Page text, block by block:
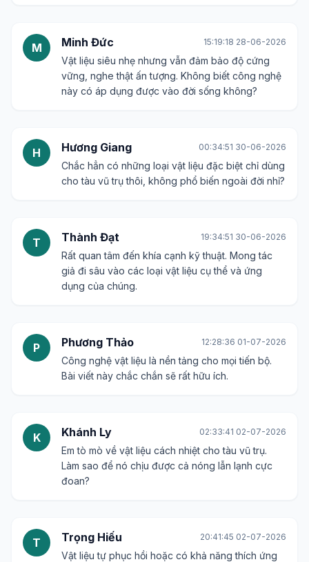
M Minh Đức 15:19:18 28-06-2026
Vật liệu siêu nhẹ nhưng vẫn đảm bảo độ cứng
vững, nghe thật ấn tượng. Không biết công nghệ
này có áp dụng được vào đời sống không?
H Hương Giang 00:34:51 30-06-2026
Chắc hẳn có những loại vật liệu đặc biệt chỉ dùng
cho tàu vũ trụ thôi, không phổ biến ngoài đời nhỉ?
T Thành Đạt 19:34:51 30-06-2026
Rất quan tâm đến khía cạnh kỹ thuật. Mong tác
giả đi sâu vào các loại vật liệu cụ thể và ứng
dụng của chúng.
P Phương Thảo 12:28:36 01-07-2026
Công nghệ vật liệu là nền tảng cho mọi tiến bộ.
Bài viết này chắc chắn sẽ rất hữu ích.
K Khánh Ly 02:33:41 02-07-2026
Em tò mò về vật liệu cách nhiệt cho tàu vũ trụ.
Làm sao để nó chịu được cả nóng lẫn lạnh cực
đoan?
T Trọng Hiếu 20:41:45 02-07-2026
Vật liệu tự phục hồi hoặc có khả năng thích ứng